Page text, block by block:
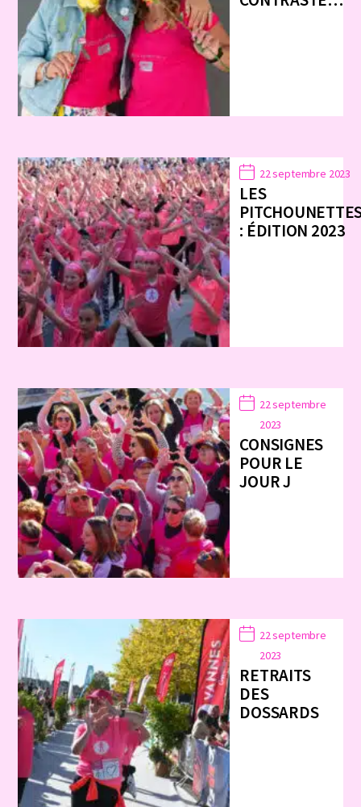
22 septembre 2023
LES
: ÉDITION 2023
22 septembre
2023
CONSIGNES
POUR LE
JOUR J
22 septembre
2023
RETRAITS
DES
DOSSARDS